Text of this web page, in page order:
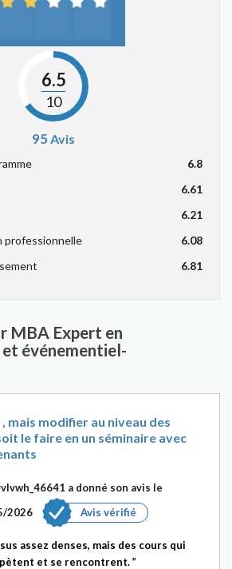
6.5
10
95Avis
6.8
6.61
6.21
professionnelle
6.08
6.81
MBA Expert en
événementiel-
mais modifier au niveau des
le faire en un séminaire avec
a donné son avis le
2026
Avis vérifié
assez denses, mais des cours qui
et se rencontrent.